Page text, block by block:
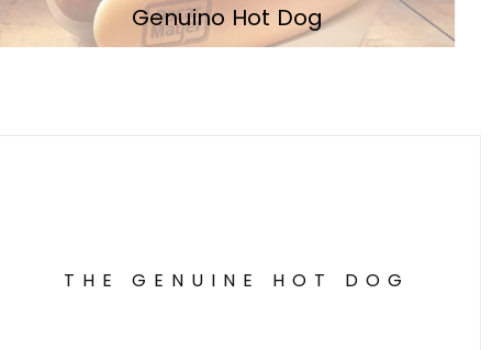
Genuino Hot Dog
THE GENUINE HOT DOG